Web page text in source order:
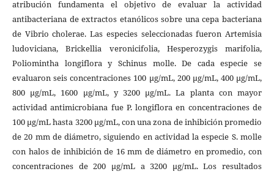
atribución fundamenta el objetivo de evaluar la actividad
antibacteriana de extractos etanólicos sobre una cepa bacteriana
de Vibrio cholerae. Las especies seleccionadas fueron Artemisia
ludoviciana, Brickellia veronicifolia, Hesperozygis marifolia,
Poliomintha longiflora y Schinus molle. De cada especie se
evaluaron seis concentraciones 100 μg/mL, 200 μg/mL, 400 μg/mL,
800 μg/mL, 1600 μg/mL, y 3200 μg/mL. La planta con mayor
actividad antimicrobiana fue P. longiflora en concentraciones de
100 μg/mL hasta 3200 μg/mL, con una zona de inhibición promedio
de 20 mm de diámetro, siguiendo en actividad la especie S. molle
con halos de inhibición de 16 mm de diámetro en promedio, con
concentraciones de 200 μg/mL a 3200 μg/mL. Los resultados